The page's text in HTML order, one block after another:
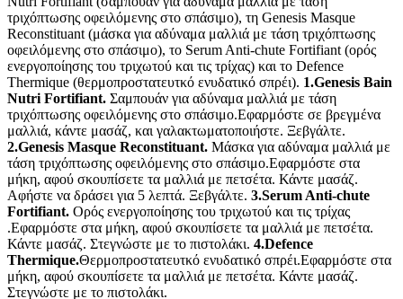
τριχόπτωσης οφειλόμενης στο σπάσιμο), τη Genesis Masque
Reconstituant (μάσκα για αδύναμα μαλλιά με τάση τριχόπτωσης
οφειλόμενης στο σπάσιμο), το Serum Anti-chute Fortifiant (ορός
ενεργοποίησης του τριχωτού και τις τρίχας) και το Defence
Thermique (θερμοπροστατευτκό ενυδατικό σπρέι). 1.Genesis Bain
Nutri Fortifiant. Σαμπουάν για αδύναμα μαλλιά με τάση
τριχόπτωσης οφειλόμενης στο σπάσιμο.Εφαρμόστε σε βρεγμένα
μαλλιά, κάντε μασάζ, και γαλακτωματοποιήστε. Ξεβγάλτε.
2.Genesis Masque Reconstituant. Μάσκα για αδύναμα μαλλιά με
τάση τριχόπτωσης οφειλόμενης στο σπάσιμο.Εφαρμόστε στα
μήκη, αφού σκουπίσετε τα μαλλιά με πετσέτα. Κάντε μασάζ.
Αφήστε να δράσει για 5 λεπτά. Ξεβγάλτε. 3.Serum Anti-chute
Fortifiant. Ορός ενεργοποίησης του τριχωτού και τις τρίχας
.Εφαρμόστε στα μήκη, αφού σκουπίσετε τα μαλλιά με πετσέτα.
Κάντε μασάζ. Στεγνώστε με το πιστολάκι. 4.Defence
Thermique.Θερμοπροστατευτκό ενυδατικό σπρέι.Εφαρμόστε στα
μήκη, αφού σκουπίσετε τα μαλλιά με πετσέτα. Κάντε μασάζ.
Στεγνώστε με το πιστολάκι.